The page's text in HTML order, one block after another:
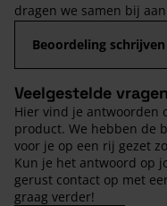
dragen we samen bij
Beoordeling schrijven
Veelgestelde vragen
Hier vind je antwoorden
product. We hebben de
voor je op een rij gezet
Kun je het antwoord op
gerust contact op met
graag verder!